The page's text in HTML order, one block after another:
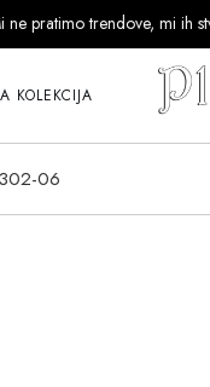
ne pratimo trendove, mi ih
KOLEKCIJA
06